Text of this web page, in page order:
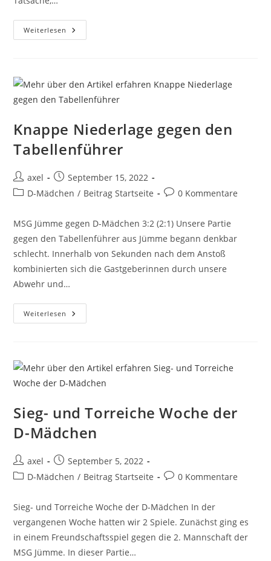
Weiterlesen
Knappe Niederlage gegen den
Tabellenführer
axel
September 15, 2022
D-Mädchen / Beitrag Startseite 0 Kommentare
MSG Jümme gegen D-Mädchen 3:2 (2:1) Unsere Partie
gegen den Tabellenführer aus Jümme begann denkbar
schlecht. Innerhalb von Sekunden nach dem Anstoß
kombinierten sich die Gastgeberinnen durch unsere
Abwehr und…
Weiterlesen
Sieg- und Torreiche Woche der
D-Mädchen
axel
September 5, 2022
D-Mädchen / Beitrag Startseite 0 Kommentare
Sieg- und Torreiche Woche der D-Mädchen In der
vergangenen Woche hatten wir 2 Spiele. Zunächst ging es
in einem Freundschaftsspiel gegen die 2. Mannschaft der
MSG Jümme. In dieser Partie…